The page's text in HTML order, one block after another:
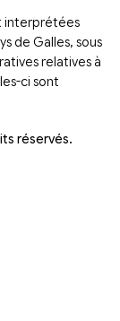
interprétées
de Galles, sous
relatives à
ci sont
réservés.